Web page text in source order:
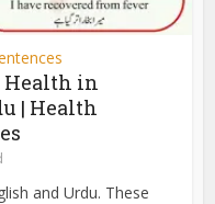
Health in
| Health
and Urdu. These